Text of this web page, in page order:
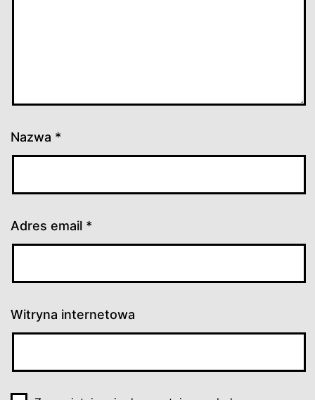
Nazwa *
Adres email *
Witryna internetowa